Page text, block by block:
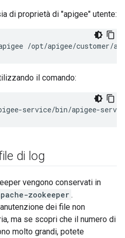
di proprietà di "apigee" utente:
/opt/apigee/customer/
il comando:
service/bin/apigee-
di log
vengono conservati in
zookeeper .
dei file non
ma se scopri che il numero di
molto grandi, potete